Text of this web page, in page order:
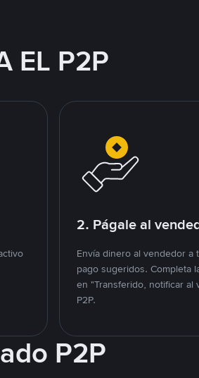
EL P2P
2. Págale al
Envía dinero al vendedor
pago sugeridos. Completa
en "Transferido, notificar al
P2P.
P2P